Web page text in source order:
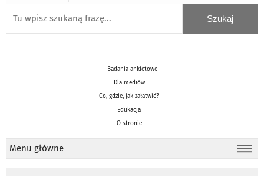
Badania ankietowe
Dla mediów
Co, gdzie, jak załatwić?
Edukacja
O stronie
Menu główne